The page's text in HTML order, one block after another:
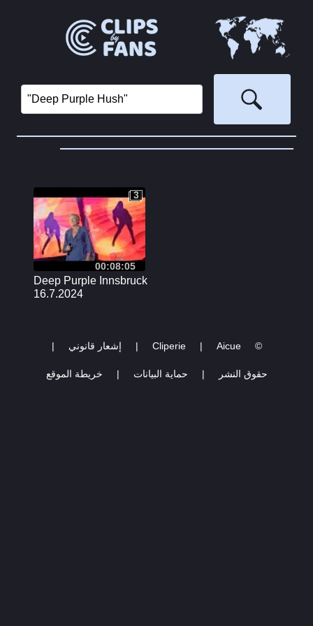
00:08:05
3
3
Deep Purple Innsbruck
16.7.2024
©
Aicue
| Cliperie | إشعار قانوني |
حقوق النشر | حماية البيانات | خريطة الموقع